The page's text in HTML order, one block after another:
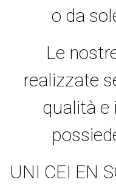
o da
Le
realizzate
qualità e
UNI CEI EN